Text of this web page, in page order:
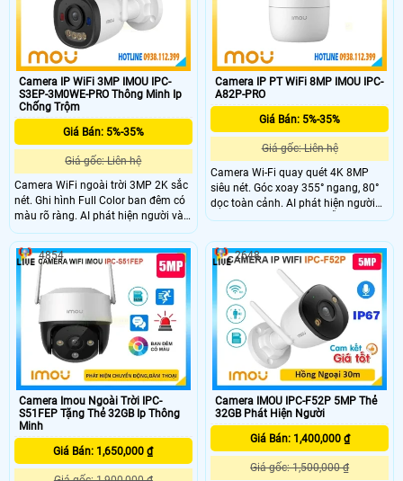
Camera IP WiFi 3MP IMOU IPC-
S3EP-3M0WE-PRO Thông Minh Ip
Chống Trộm
Giá Bán: 5%-35%
Giá gốc: Liên hệ
Camera WiFi ngoài trời 3MP 2K sắc
nét. Ghi hình Full Color ban đêm có
màu rõ ràng. AI phát hiện người và
phương tiện chính xác. Báo động
chủ động bằng còi 110dB và đèn
chớp.
Camera IP PT WiFi 8MP IMOU IPC-
A82P-PRO
Giá Bán: 5%-35%
Giá gốc: Liên hệ
Camera Wi-Fi quay quét 4K 8MP
siêu nét. Góc xoay 355° ngang, 80°
dọc toàn cảnh. AI phát hiện người
và thú cưng chính xác. Hỗ trợ nhìn
thoại 2 chiều tiện lợi từ xa. Gọi điện
1 chạm về điện thoại tiện lợi. Kết nối
Wi-Fi 6 băng tần kép ổn định. Hỗ trợ
khe thẻ nhớ lên đến 512GB.
Camera Imou Ngoài Trời IPC-
S51FEP Tặng Thẻ 32GB Ip Thông
Minh
Giá Bán: 1,650,000 ₫
4854
Camera IMOU IPC-F52P 5MP Thẻ
32GB Phát Hiện Người
Giá Bán: 1,400,000 ₫
Giá gốc: 1,500,000 ₫
2648